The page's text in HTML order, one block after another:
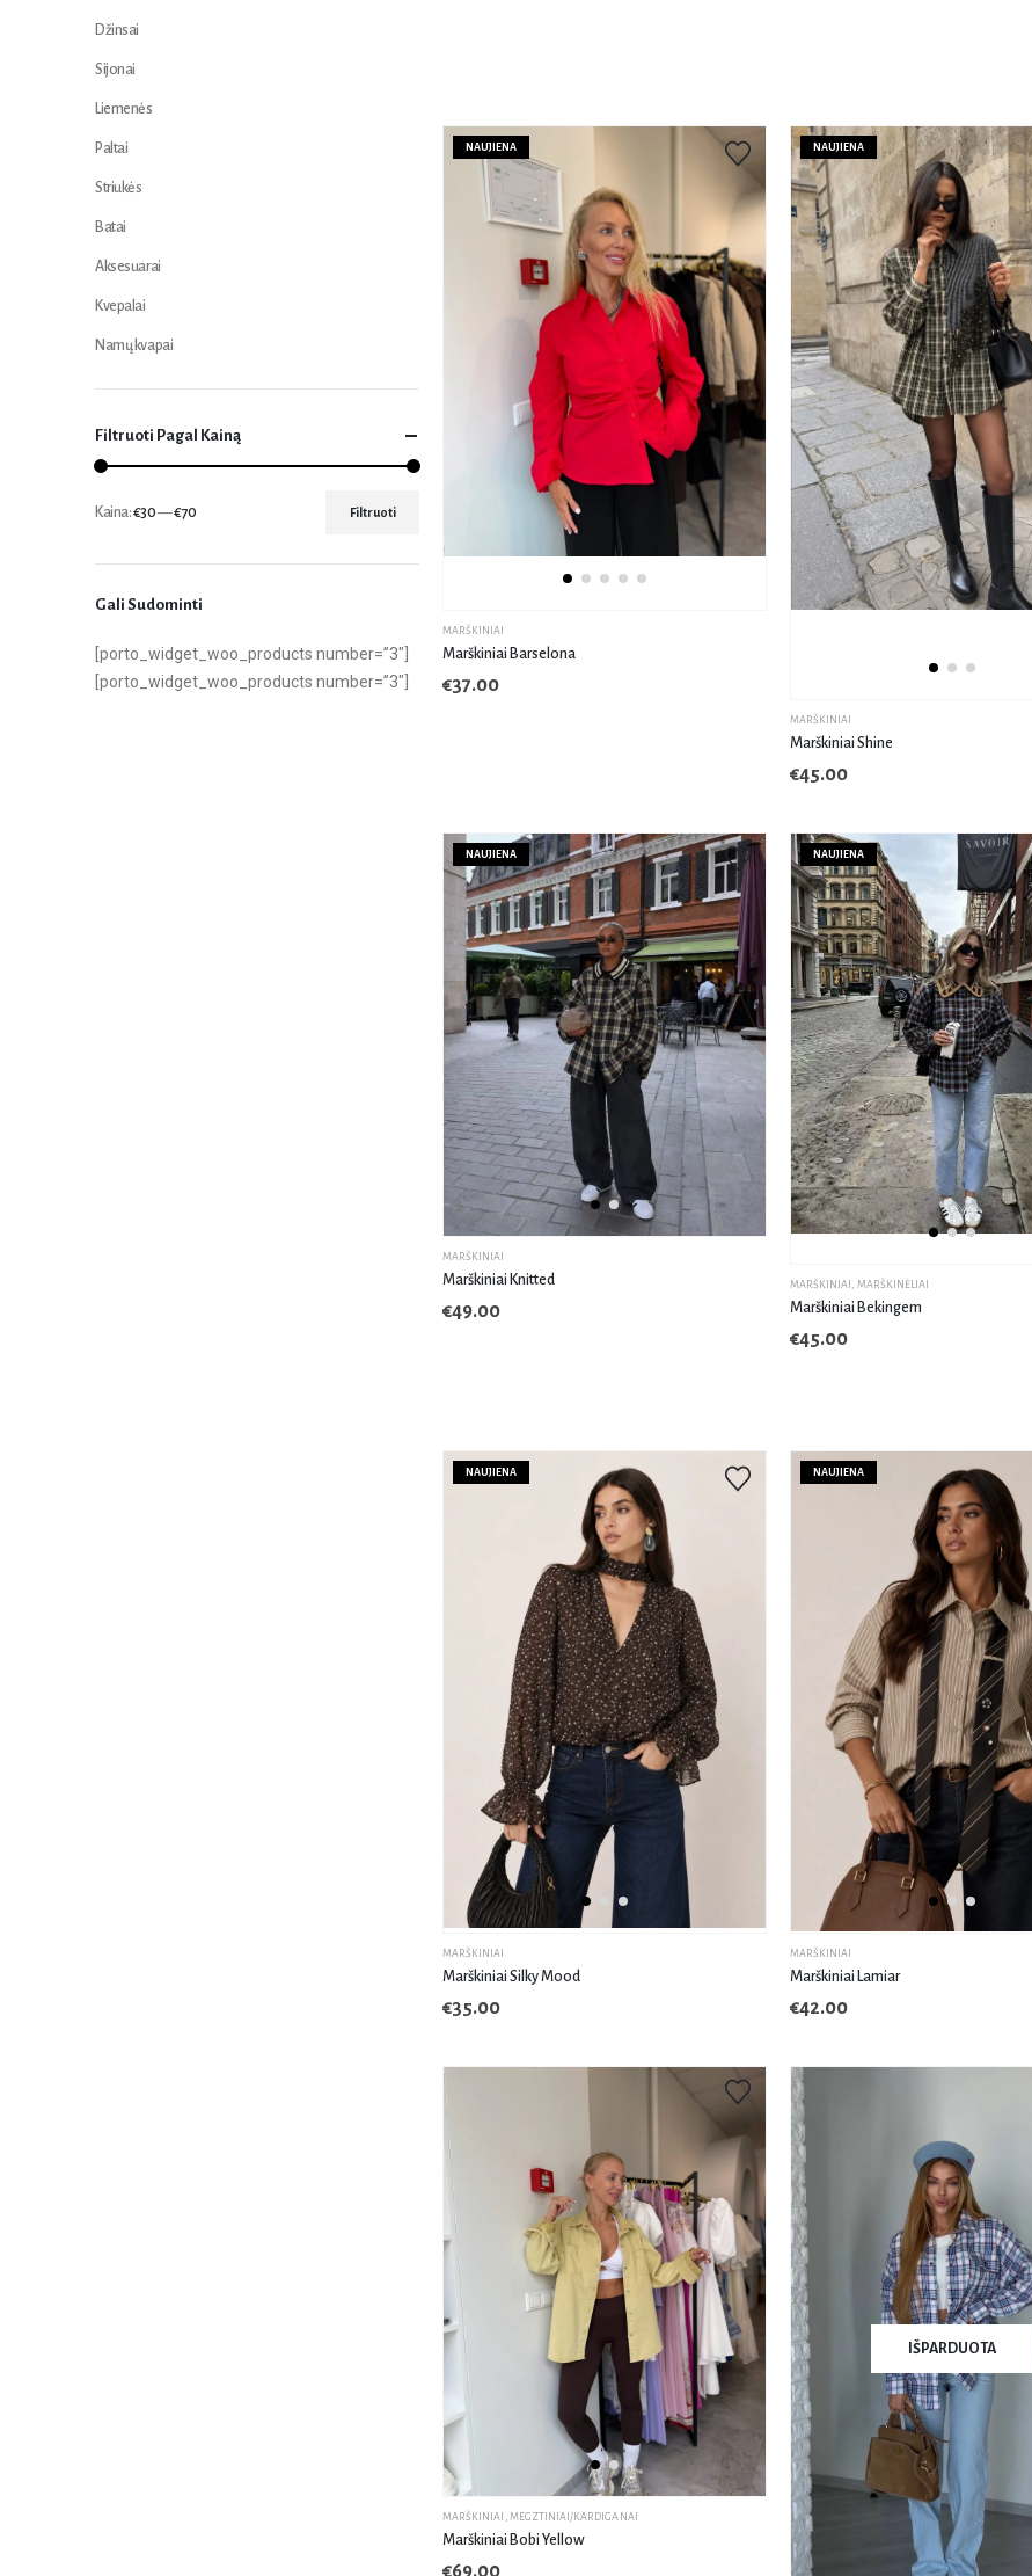
NAUJIENA
S L
MARŠKINIAI
Marškiniai Barselona
€37.00
NAUJIENA
MARŠKINIAI
Marškiniai Shine
€45.00
NAUJIENA
MARŠKINIAI
Marškiniai Knitted
€49.00
NAUJIENA
MARŠKINIAI MARŠKINĖLIAI
Marškiniai Bekingem
€45.00
NAUJIENA
MARŠKINIAI
Marškiniai Silky Mood
€35.00
NAUJIENA
MARŠKINIAI
Marškiniai Lamiar
€42.00
MARŠKINIAI , MEGZTINIAI/KARDIGANAI
Marškiniai Bobi Yellow
€69.00
IŠPARDUOTA
Džinsai
Sijonai
Liemenės
Paltai
Striukės
Batai
Aksesuarai
Kvepalai
Namų kvapai
Filtruoti Pagal Kainą
Filtruoti
Kaina:€30—€70
Gali Sudominti
[porto_widget_woo_products number=”3″]
[porto_widget_woo_products number=”3″]